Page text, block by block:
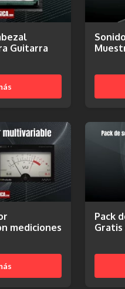
Guitarra
mediciones
Pack
Gratis